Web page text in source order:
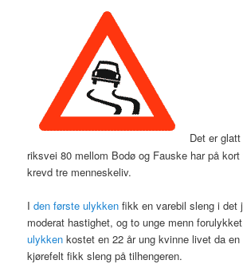
Det er
riksvei 80 mellom Bodø og Fauske har på
krevd tre menneskeliv.
Iden første ulykken fikk en varebil sleng i det
moderat hastighet, og to unge menn
ulykken kostet en 22 år ung kvinne livet da
kjørefelt fikk sleng på tilhengeren.